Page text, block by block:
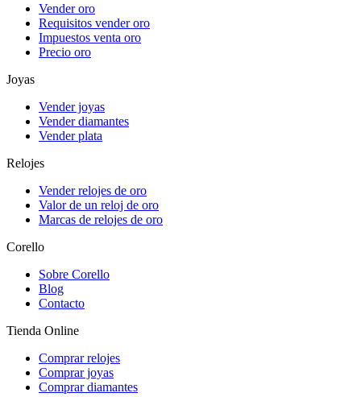
Vender oro
Requisitos vender oro
Impuestos venta oro
Precio oro
Joyas
Vender joyas
Vender diamantes
Vender plata
Relojes
Vender relojes de oro
Valor de un reloj de oro
Marcas de relojes de oro
Corello
Sobre Corello
Blog
Contacto
Tienda Online
Comprar relojes
Comprar joyas
Comprar diamantes